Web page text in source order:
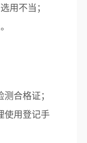
用不当；
合格证；
使用登记手